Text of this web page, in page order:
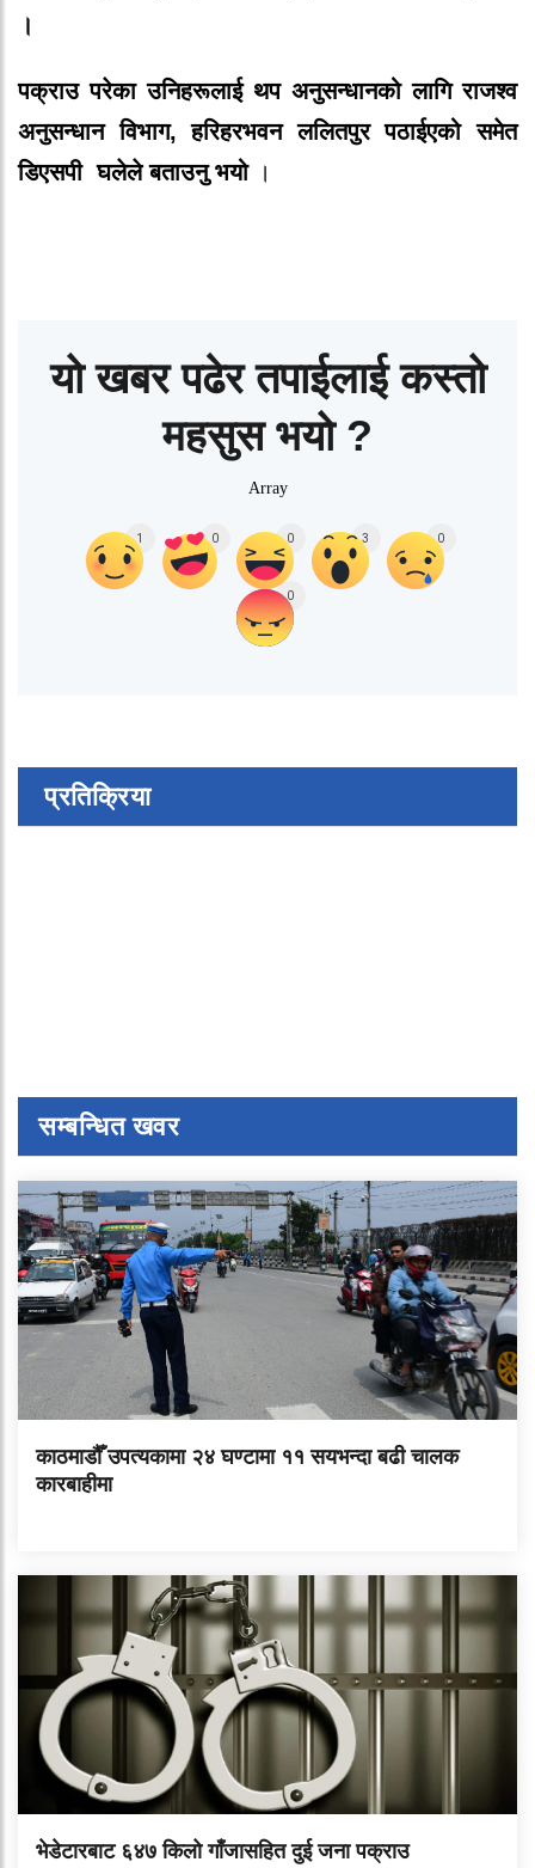
।
पक्राउ परेका उनिहरूलाई थप अनुसन्धानको लागि राजश्व
अनुसन्धान विभाग,हरिहरभवन ललितपुर पठाईएको समेत
डिएसपी घलेले बताउनु भयो ।
यो खबर पढेर तपाईलाई कस्तो
महसुस भयो ?
Array
1 0 0 3 0
0
प्रतिक्रिया
सम्बन्धित खवर
काठमाडौँ उपत्यकामा २४ घण्टामा ११ सयभन्दा बढी चालक
कारबाहीमा
भेडेटारबाट ६४७ किलो गाँजासहित दुई जना पक्राउ